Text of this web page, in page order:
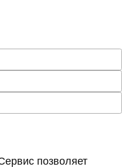
позволяет